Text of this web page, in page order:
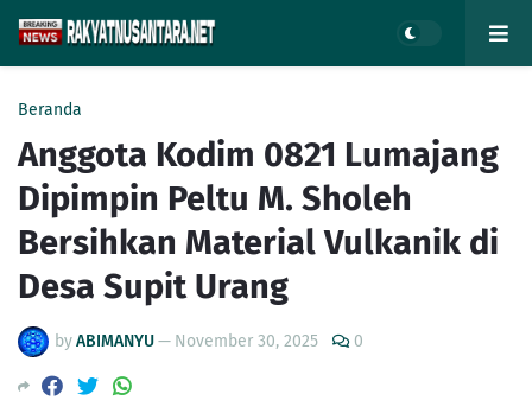
Beranda
Anggota Kodim 0821 Lumajang
Dipimpin Peltu M. Sholeh
Bersihkan Material Vulkanik di
Desa Supit Urang
byABIMANYU— November 30, 2025 0